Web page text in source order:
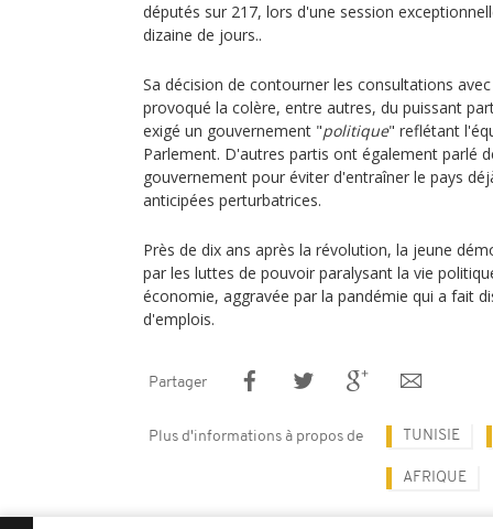
députés sur 217, lors d'une session
dizaine de jours..
Sa décision de contourner les consultations
provoqué la colère, entre autres, du puissant
exigé un gouvernement "politique" reflétant
Parlement. D'autres partis ont également parlé
gouvernement pour éviter d'entraîner le pays
anticipées perturbatrices.
Près de dix ans après la révolution, la jeune
par les luttes de pouvoir paralysant la vie
économie, aggravée par la pandémie qui a fait
d'emplois.
Partager
Plus d'informations à propos de TUNISIE
AFRIQUE